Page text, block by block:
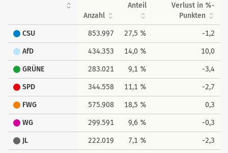
Anzahl
Anteil
Verlust in %-
Punkten
CSU 853.997 27,5 % -1,2
AfD 434.353 14,0 % 10,0
GRÜNE 283.021 9,1 % -3,4
SPD 344.558 11,1 % -2,7
FWG 575.908 18,5 % 0,3
WG 299.591 9,6 % -0,3
JL 222.019 7,1 % -2,3